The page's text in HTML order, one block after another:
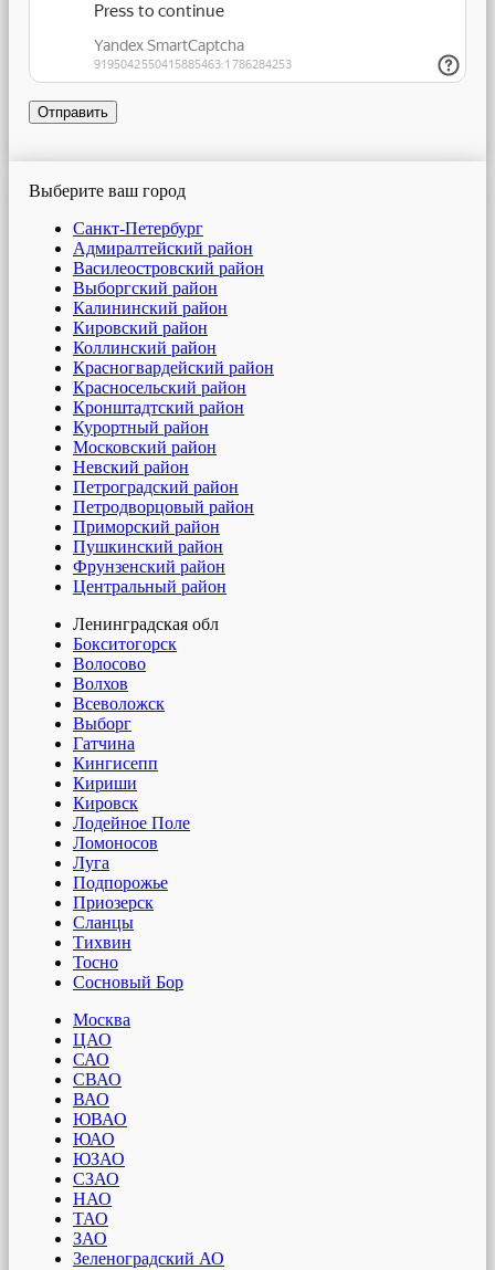
Отправить
Выберите ваш город
Санкт-Петербург
Адмиралтейский район
Василеостровский район
Выборгский район
Калининский район
Кировский район
Коллинский район
Красногвардейский район
Красносельский район
Кронштадтский район
Курортный район
Московский район
Невский район
Петроградский район
Петродворцовый район
Приморский район
Пушкинский район
Фрунзенский район
Центральный район
Ленинградская обл
Бокситогорск
Волосово
Волхов
Всеволожск
Выборг
Гатчина
Кингисепп
Кириши
Кировск
Лодейное Поле
Ломоносов
Луга
Подпорожье
Приозерск
Сланцы
Тихвин
Тосно
Сосновый Бор
Москва
ЦАО
САО
СВАО
ВАО
ЮВАО
ЮАО
ЮЗАО
СЗАО
НАО
ТАО
ЗАО
Зеленоградский АО